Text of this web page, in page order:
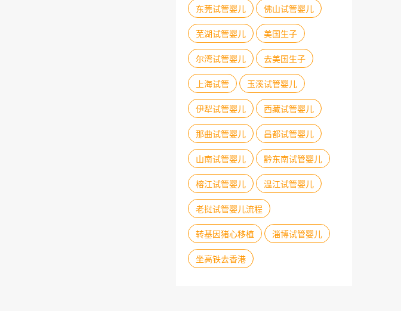
东莞试管婴儿 佛山试管婴儿
芜湖试管婴儿 美国生子
尔湾试管婴儿 去美国生子
上海试管 玉溪试管婴儿
伊犁试管婴儿 西藏试管婴儿
那曲试管婴儿 昌都试管婴儿
山南试管婴儿 黔东南试管婴儿
榕江试管婴儿 温江试管婴儿
老挝试管婴儿流程
转基因猪心移植 淄博试管婴儿
坐高铁去香港